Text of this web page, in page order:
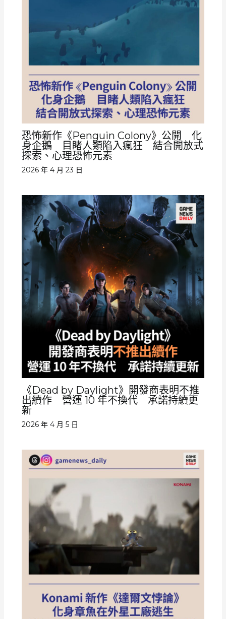
恐怖新作《Penguin Colony》公開 化
身企鵝 目睹人類陷入瘋狂 結合開放式
探索、心理恐怖元素
2026 年 4 月 23 日
《Dead by Daylight》開發商表明不推
出續作 營運 10 年不換代 承諾持續更
新
2026 年 4 月 5 日